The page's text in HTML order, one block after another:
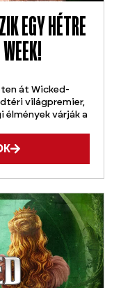
EGY HÉTRE
át Wicked-
világpremier,
élmények várják a